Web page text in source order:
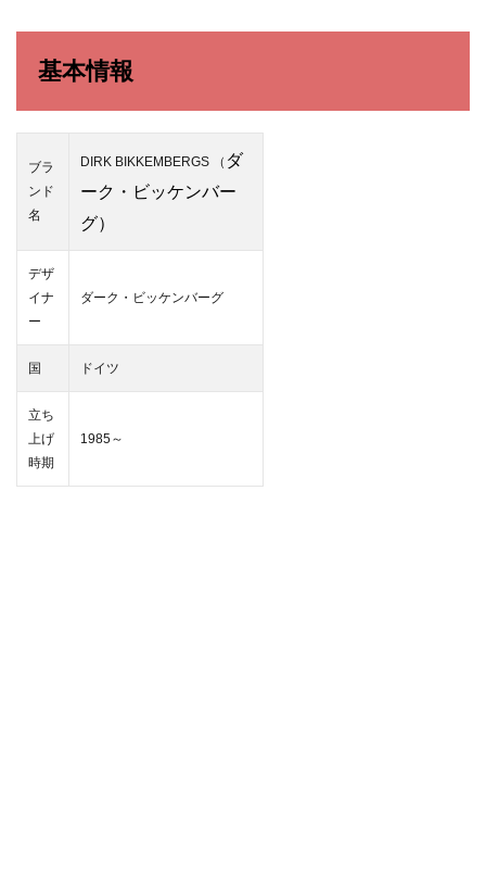
代表
ム
ーシ
ュー
ズ
3
定価
の値
4
ＵＲ
基本情報
ブラ
ンド
名
DIRK BIKKEMBERGS （ ダ
ーク・ビッケンバー
グ）
デザ
イナ
ー
ダーク・ビッケンバーグ
国 ドイツ
立ち
上げ
時期
1985～